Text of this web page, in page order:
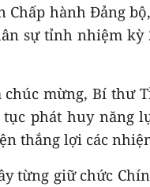
Chấp hành Đảng
sự tỉnh nhiệm
mừng, Bí thư
phát huy năng
thắng lợi các
từng giữ chức